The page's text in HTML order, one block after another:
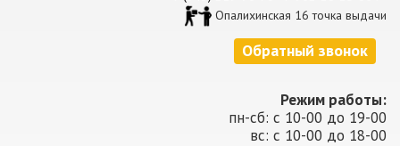
Опалихинская 16 точка выдачи
Обратный звонок
Режим работы:
пн-сб: с 10-00 до 19-00
вс: с 10-00 до 18-00